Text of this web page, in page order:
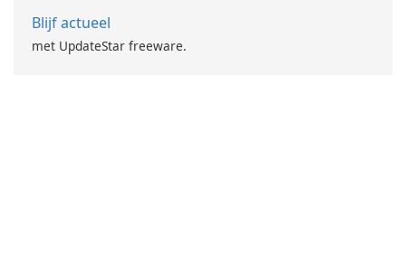
Blijf actueel
met UpdateStar freeware.